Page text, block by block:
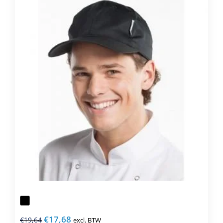
Deze
gekozen
worden
de
productpagina
€19,64 €17,68 excl. BTW